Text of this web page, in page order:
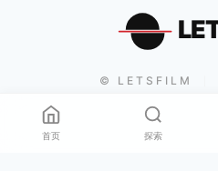
© LETSFILM
首页 探索